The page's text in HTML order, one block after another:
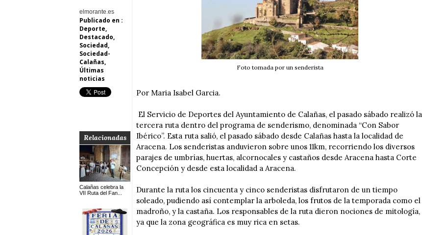
elmorante.es
Publicado en :
Deporte,
Destacado,
Sociedad,
Sociedad-
Calañas,
Últimas
noticias
Relacionadas
Calañas celebra la
VII Ruta del Fan...
Foto tomada por un senderista
Por Maria Isabel Garcia.
El Servicio de Deportes del Ayuntamiento de Calañas, el pasado sábado realizó la
tercera ruta dentro del programa de senderismo, denominada “Con Sabor
Ibérico”. Esta ruta salió, el pasado sábado desde Calañas hasta la localidad de
Aracena. Los senderistas anduvieron sobre unos 11km, recorriendo los diversos
parajes de umbrías, huertas, alcornocales y castaños desde Aracena hasta Corte
Concepción y desde esta localidad a Aracena.
Durante la ruta los cincuenta y cinco senderistas disfrutaron de un tiempo
soleado, pudiendo así contemplar la arboleda, los frutos de la temporada como el
madroño, y la castaña. Los responsables de la ruta dieron nociones de mitología,
ya que la zona geográfica es muy rica en setas.